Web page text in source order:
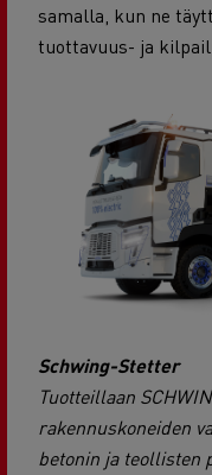
samalla, kun ne
tuottavuus- ja
Schwing-Stetter
Tuotteillaan
rakennuskoneiden
betonin ja teollisten